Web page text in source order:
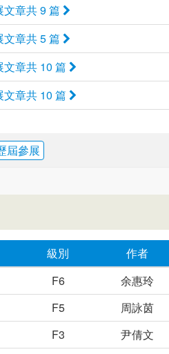
章共 9 篇
章共 5 篇
章共 10 篇
章共 10 篇
屆參展
級別 作者
F6 余惠玲
F5 周詠茵
F3 尹倩文